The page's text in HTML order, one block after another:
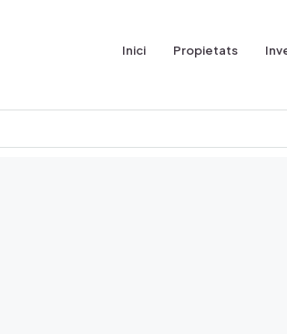
Inici Propietats